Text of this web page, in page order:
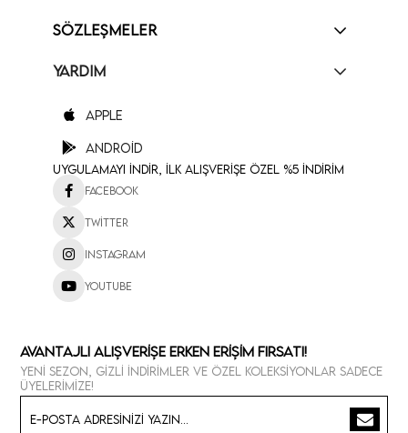
SÖZLEŞMELER
YARDIM
Apple
Android
Uygulamayı İndir, İlk Alışverişe Özel %5 İndirim
Facebook
Twitter
Instagram
Youtube
Avantajlı Alışverişe Erken Erişim Fırsatı!
Yeni sezon, gizli indirimler ve özel koleksiyonlar sadece
üyelerimize!